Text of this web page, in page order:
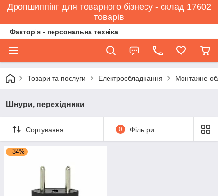
Дропшиппінг для товарного бізнесу - склад 17602
товарів
Факторія - персональна техніка
Товари та послуги Електрообладнання Монтажне
Шнури, перехідники
Сортування 0 Фільтри
–34%